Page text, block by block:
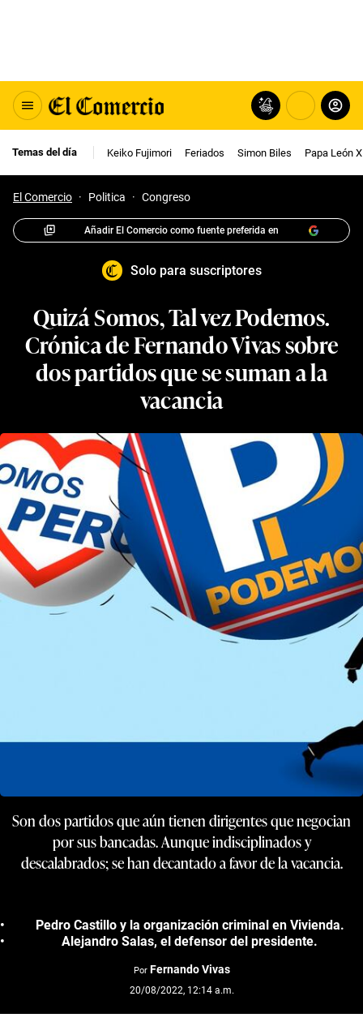
Temas del día Keiko Fujimori Feriados Simon Biles Papa León
El Comercio · Politica · Congreso
Añadir El Comercio como fuente preferida en
Solo para suscriptores
Quizá Somos, Tal vez Podemos.
Crónica de Fernando Vivas sobre
dos partidos que se suman a la
vacancia
Son dos partidos que aún tienen dirigentes que negocian
por sus bancadas. Aunque indisciplinados y
descalabrados; se han decantado a favor de la vacancia.
Pedro Castillo y la organización criminal en Vivienda.
Alejandro Salas, el defensor del presidente.
Por Fernando Vivas
20/08/2022, 12:14 a.m.